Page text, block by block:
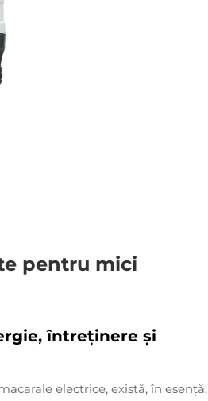
pentru mici
întreținere și
electrice, există, în esență,